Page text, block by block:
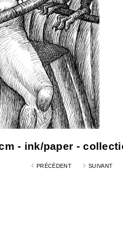
- ink/paper -
PRÉCÉDENT SUIVANT